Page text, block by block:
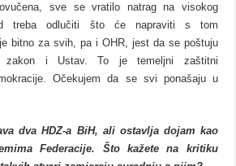
sve se vratilo natrag na visokog
treba odlučiti što će napraviti s tom
bitno za svih, pa i OHR, jest da se poštuju
zakon i Ustav. To je temeljni zaštitni
Očekujem da se svi ponašaju u
dva HDZ-a BiH, ali ostavlja dojam kao
Federacije. Što kažete na kritiku